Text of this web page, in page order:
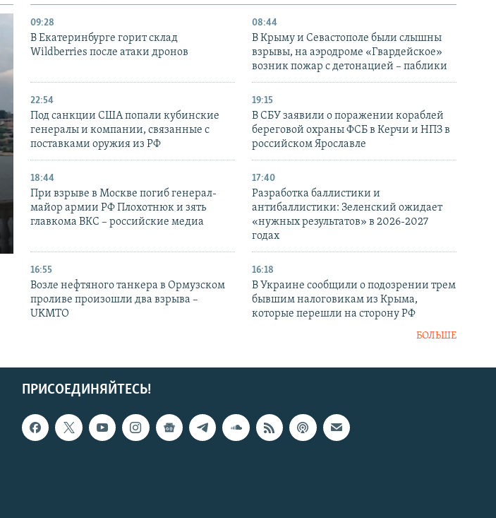
09:28
В Екатеринбурге горит склад
Wildberries после атаки дронов
08:44
В Крыму и Севастополе были слышны
взрывы, на аэродроме «Гвардейское»
возник пожар с детонацией – паблики
22:54
Под санкции США попали кубинские
генералы и компании, связанные с
поставками оружия из РФ
19:15
В СБУ заявили о поражении кораблей
береговой охраны ФСБ в Керчи и НПЗ в
российском Ярославле
18:44
При взрыве в Москве погиб генерал-
майор армии РФ Плохотнюк и зять
главкома ВКС – российские медиа
17:40
Разработка баллистики и
антибаллистики: Зеленский ожидает
«нужных результатов» в 2026-2027
годах
16:55
Возле нефтяного танкера в Ормузском
проливе произошли два взрыва –
UKMTO
16:18
В Украине сообщили о подозрении трем
бывшим налоговикам из Крыма,
которые перешли на сторону РФ
БОЛЬШЕ
ПРИСОЕДИНЯЙТЕСЬ!